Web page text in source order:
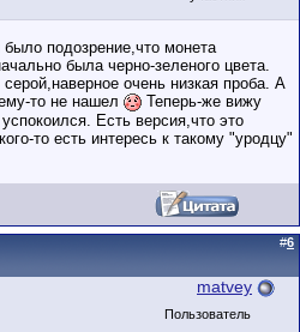
подозрение,что монета
была черно-зеленого цвета.
очень низкая проба. А
то не нашел
Теперь-же вижу
Есть версия,что это
то есть интересь к такому "уродцу"
#6
matvey
Пользователь